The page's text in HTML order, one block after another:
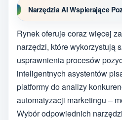
Narzędzia AI Wspierające
Rynek oferuje coraz więcej
narzędzi, które wykorzystują
usprawnienia procesów
inteligentnych asystentów
platformy do analizy
automatyzacji marketingu –
Wybór odpowiednich